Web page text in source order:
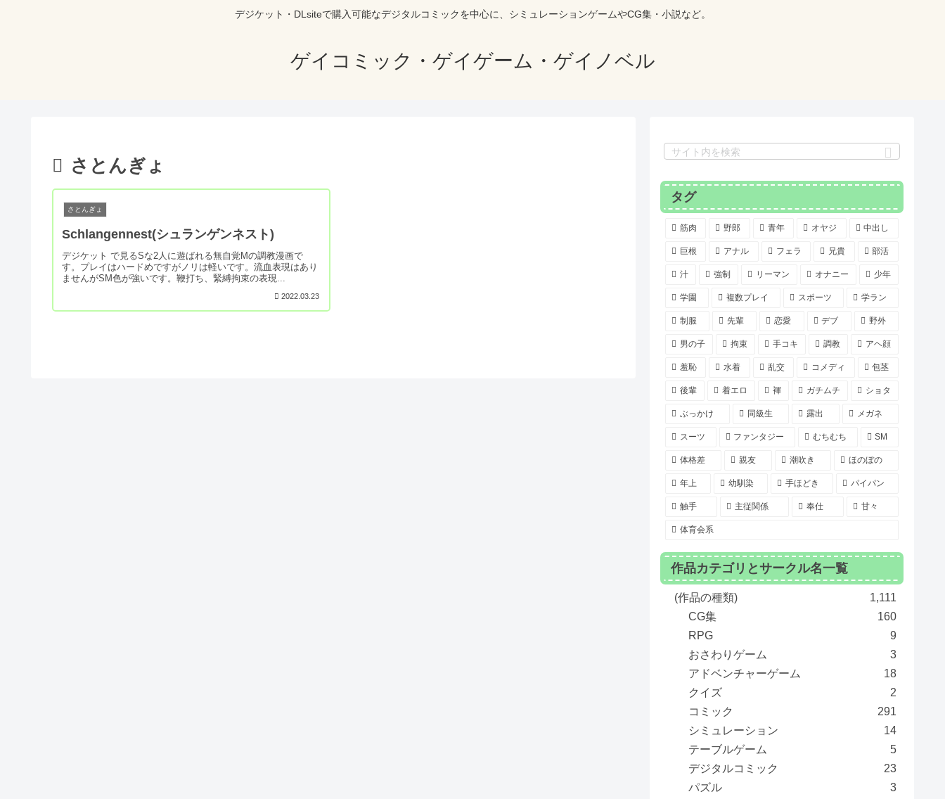
デジケット・DLsiteで購入可能なデジタルコミックを中心に、シミュレーションゲームやCG集・小説など。
ゲイコミック・ゲイゲーム・ゲイノベル
さとんぎょ
さとんぎょ
Schlangennest(シュランゲンネスト)
デジケット で見るSな2人に遊ばれる無自覚Mの調教漫画で
す。プレイはハードめですがノリは軽いです。流血表現はあり
ませんがSM色が強いです。鞭打ち、緊縛拘束の表現...
2022.03.23
タグ
筋肉 野郎 青年 オヤジ 中出し
巨根 アナル フェラ 兄貴 部活
汁 強制 リーマン オナニー 少年
学園 複数プレイ スポーツ 学ラン
制服 先輩 恋愛 デブ 野外
男の子 拘束 手コキ 調教 アヘ顔
羞恥 水着 乱交 コメディ 包茎
後輩 着エロ 褌 ガチムチ ショタ
ぶっかけ 同級生 露出 メガネ
スーツ ファンタジー むちむち SM
体格差 親友 潮吹き ほのぼの
年上 幼馴染 手ほどき パイパン
触手 主従関係 奉仕 甘々
体育会系
作品カテゴリとサークル名一覧
(作品の種類)
1,111
CG集
160
RPG
9
おさわりゲーム
3
アドベンチャーゲーム
18
クイズ
2
コミック
291
シミュレーション
14
テーブルゲーム
5
デジタルコミック
23
パズル
3